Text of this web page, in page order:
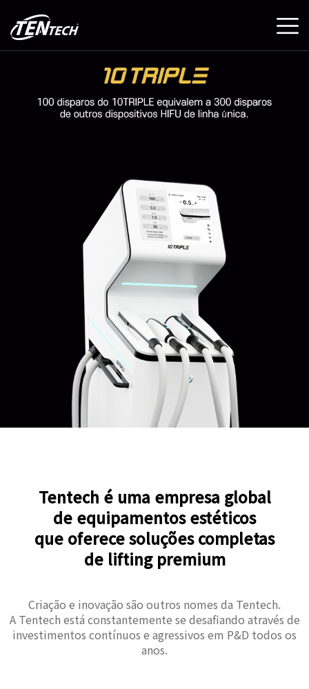
Tentech é uma empresa global
de equipamentos estéticos
que oferece soluções completas
de lifting premium
Criação e inovação são outros nomes da Tentech.
A Tentech está constantemente se desafiando através de
investimentos contínuos e agressivos em P&D todos os
anos.